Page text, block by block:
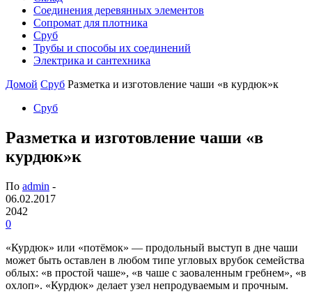
Соединения деревянных элементов
Сопромат для плотника
Сруб
Трубы и способы их соединений
Электрика и сантехника
Домой Сруб Разметка и изготовление чаши «в курдюк»к
Сруб
Разметка и изготовление чаши «в
курдюк»к
По admin -
06.02.2017
2042
0
«Курдюк» или «потёмок» — продольный выступ в дне чаши
может быть оставлен в любом типе угловых врубок семейства
облых: «в простой чаше», «в чаше с заоваленным гребнем», «в
охлоп». «Курдюк» делает узел непродуваемым и прочным.